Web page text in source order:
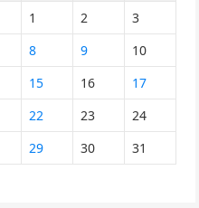
1
2
3
8 9
10
15 16
17
22 23
24
29 30 31